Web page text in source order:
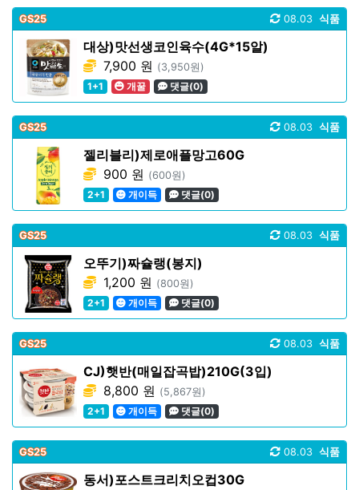
GS25 식품
08.03
대상)맛선생코인육수(4G*15알)
7,900 원 (3,950원)
1+1
개꿀 댓글(0)
GS25 식품
08.03
젤리블리)제로애플망고60G
900 원 (600원)
2+1
개이득 댓글(0)
GS25 식품
08.03
오뚜기)짜슐랭(봉지)
1,200 원 (800원)
2+1
개이득 댓글(0)
GS25 식품
08.03
CJ)햇반(매일잡곡밥)210G(3입)
8,800 원 (5,867원)
2+1
개이득 댓글(0)
GS25 식품
08.03
동서)포스트크리치오컵30G